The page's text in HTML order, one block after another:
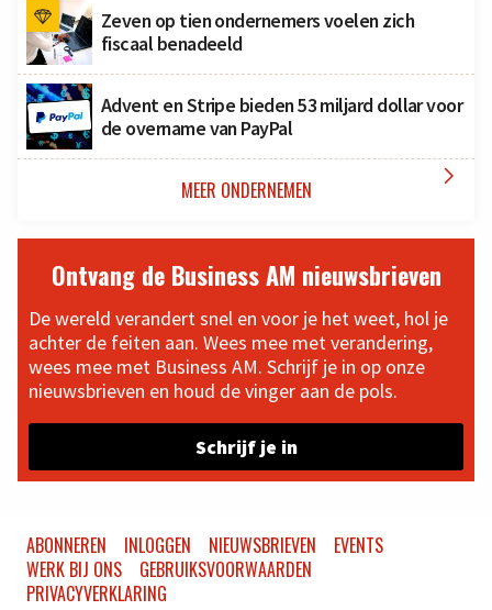
Zeven op tien ondernemers voelen zich
fiscaal benadeeld
Advent en Stripe bieden 53 miljard dollar voor
de overname van PayPal
MEER ONDERNEMEN 
Ontvang de Business AM nieuwsbrieven
De wereld verandert snel en voor je het weet, hol je
achter de feiten aan. Wees mee met verandering,
wees mee met Business AM. Schrijf je in op onze
nieuwsbrieven en houd de vinger aan de pols.
Schrijf je in
ABONNEREN INLOGGEN NIEUWSBRIEVEN
EVENTS
WERK BIJ ONS
GEBRUIKSVOORWAARDEN
PRIVACYVERKLARING